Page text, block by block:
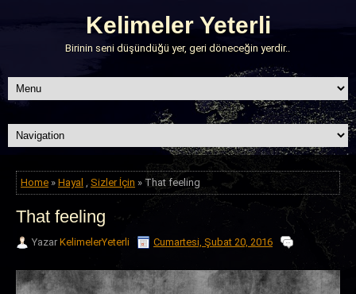
Kelimeler Yeterli
Birinin seni düşündüğü yer, geri döneceğin yerdir..
Home » Hayal , Sizler İçin » That feeling
That feeling
Yazar KelimelerYeterli Cumartesi, Şubat 20, 2016